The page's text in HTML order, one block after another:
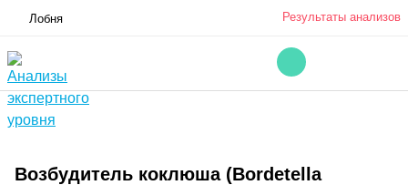
Лобня Результаты анализов
Возбудитель коклюша (Bordetella